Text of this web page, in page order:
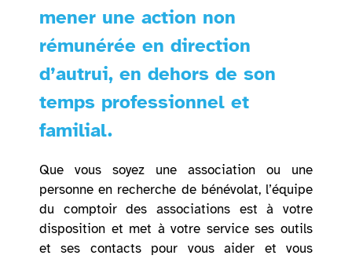
mener une action non
rémunérée en direction
d’autrui, en dehors de son
temps professionnel et
familial.
Que vous soyez une association ou une
personne en recherche de bénévolat, l’équipe
du comptoir des associations est à votre
disposition et met à votre service ses outils
et ses contacts pour vous aider et vous